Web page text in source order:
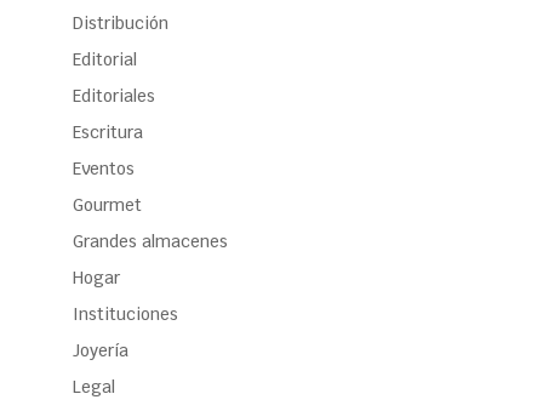
Distribución
Editorial
Editoriales
Escritura
Eventos
Gourmet
Grandes almacenes
Hogar
Instituciones
Joyería
Legal